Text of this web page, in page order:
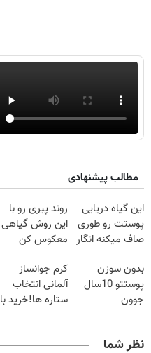
مطالب پیشنهادی
این گیاه دریایی
پوستت رو طوری
صاف میکنه انگار
شدی🔥
روند پیری رو با
این روش گیاهی
معکوس کن
بدون سوزن
پوستتو 10سال
جوون
کرم جوانساز
آلمانی انتخاب
ستاره ها!خرید با
نظر شما